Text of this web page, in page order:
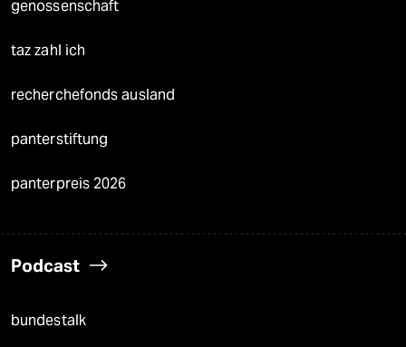
genossenschaft
taz zahl ich
recherchefonds ausland
panterstiftung
panterpreis 2026
Podcast
bundestalk